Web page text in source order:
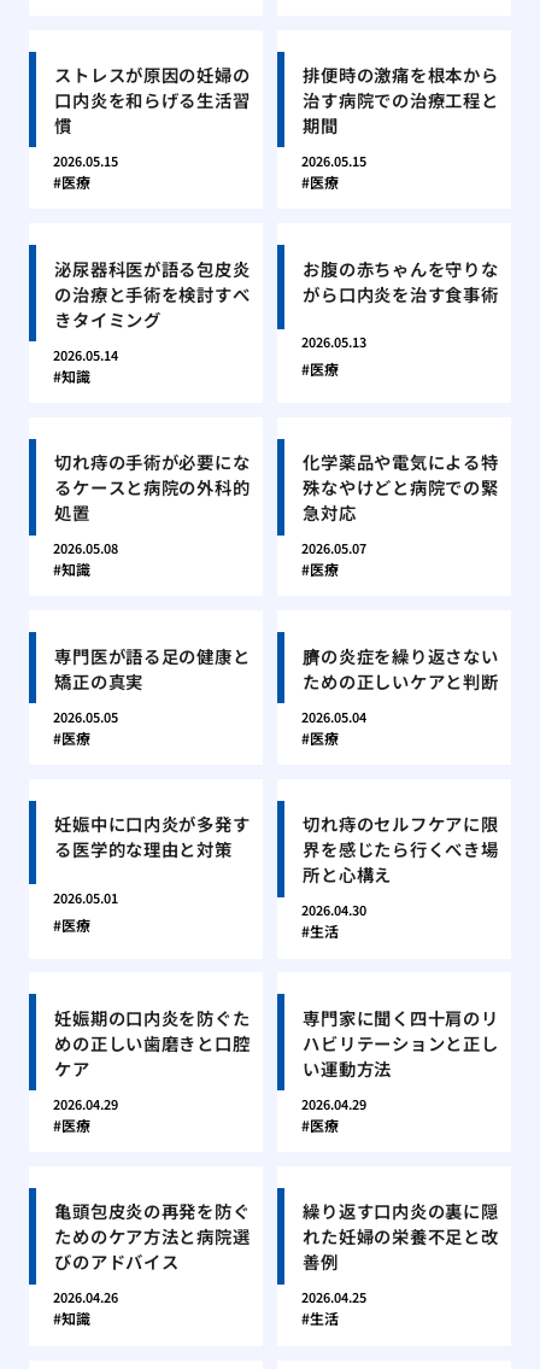
ストレスが原因の妊婦の
口内炎を和らげる生活習
慣
2026.05.15
医療
排便時の激痛を根本から
治す病院での治療工程と
期間
2026.05.15
医療
泌尿器科医が語る包皮炎
の治療と手術を検討すべ
きタイミング
2026.05.14
知識
お腹の赤ちゃんを守りな
がら口内炎を治す食事術
2026.05.13
医療
切れ痔の手術が必要にな
るケースと病院の外科的
処置
2026.05.08
知識
化学薬品や電気による特
殊なやけどと病院での緊
急対応
2026.05.07
医療
専門医が語る足の健康と
矯正の真実
2026.05.05
医療
臍の炎症を繰り返さない
ための正しいケアと判断
2026.05.04
医療
妊娠中に口内炎が多発す
る医学的な理由と対策
2026.05.01
医療
切れ痔のセルフケアに限
界を感じたら行くべき場
所と心構え
2026.04.30
生活
妊娠期の口内炎を防ぐた
めの正しい歯磨きと口腔
ケア
2026.04.29
医療
専門家に聞く四十肩のリ
ハビリテーションと正し
い運動方法
2026.04.29
医療
亀頭包皮炎の再発を防ぐ
ためのケア方法と病院選
びのアドバイス
2026.04.26
知識
繰り返す口内炎の裏に隠
れた妊婦の栄養不足と改
善例
2026.04.25
生活